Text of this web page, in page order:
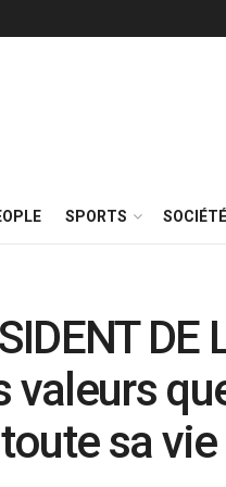
SPORTS SOCIÉTÉ
DE
valeurs
sa